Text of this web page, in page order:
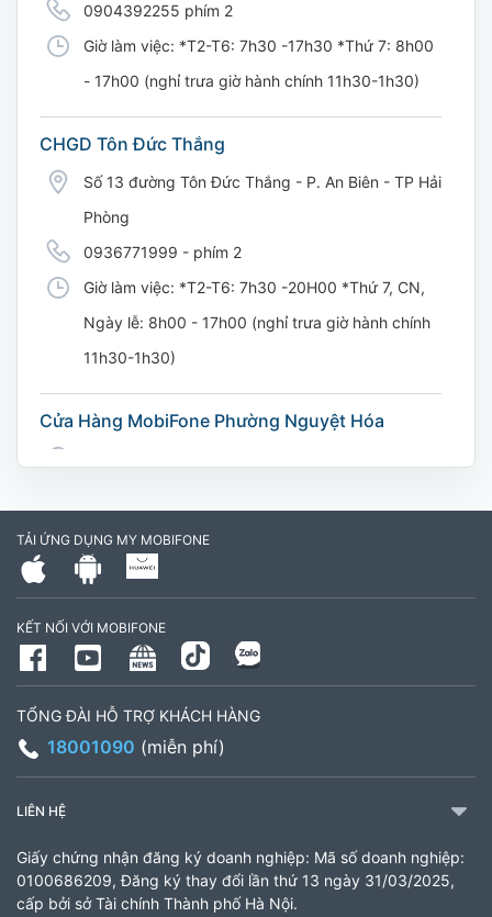
0904392255 phím 2
Giờ làm việc: *T2-T6: 7h30 -17h30 *Thứ 7: 8h00
- 17h00 (nghỉ trưa giờ hành chính 11h30-1h30)
CHGD Tôn Đức Thắng
Số 13 đường Tôn Đức Thắng - P. An Biên - TP Hải
Phòng
0936771999 - phím 2
Giờ làm việc: *T2-T6: 7h30 -20H00 *Thứ 7, CN,
Ngày lễ: 8h00 - 17h00 (nghỉ trưa giờ hành chính
11h30-1h30)
Cửa Hàng MobiFone Phường Nguyệt Hóa
795497999
Giờ làm việc: Thứ 2 đến Thứ 6: Sáng 07:30 -
11:00 Chiều 13:30 đến 17:30 Thứ 7: Sáng 08:00
- 11:30 chiều 13:00 đến 17:00
CH 21B Ba La (CH 16 Ba La)
903460846
Giờ làm việc: 8:00 - 18:00
TẢI ỨNG DỤNG MY MOBIFONE
KẾT NỐI VỚI MOBIFONE
TỔNG ĐÀI HỖ TRỢ KHÁCH HÀNG
18001090 (miễn phí)
LIÊN HỆ
Giấy chứng nhận đăng ký doanh nghiệp: Mã số doanh nghiệp:
0100686209, Đăng ký thay đổi lần thứ 13 ngày 31/03/2025,
cấp bởi sở Tài chính Thành phố Hà Nội.